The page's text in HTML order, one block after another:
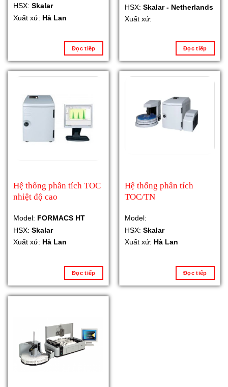
HSX: Skalar
Xuất xứ: Hà Lan
Đọc tiếp
HSX: Skalar - Netherlands
Xuất xứ:
Đọc tiếp
Hệ thống phân tích TOC
nhiệt độ cao
Model: FORMACS HT
HSX: Skalar
Xuất xứ: Hà Lan
Đọc tiếp
Hệ thống phân tích
TOC/TN
Model:
HSX: Skalar
Xuất xứ: Hà Lan
Đọc tiếp